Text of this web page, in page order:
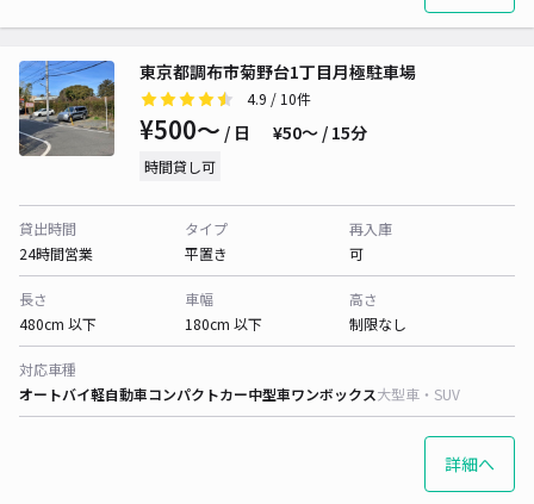
東京都調布市菊野台1丁目月極駐車場
4.9 / 10件
¥500〜 / 日 ¥50〜 / 15分
時間貸し可
貸出時間
24時間営業
タイプ
平置き
再入庫
可
長さ
480cm 以下
車幅
180cm 以下
高さ
制限なし
対応車種
オートバイ軽自動車コンパクトカー中型車ワンボックス大型車・SUV
詳細へ